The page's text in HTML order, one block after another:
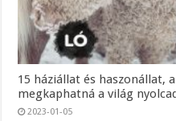
15 háziállat és haszonállat,
megkaphatná a világ
2023-01-05